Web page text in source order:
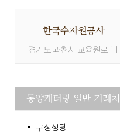
한국수자원공사
경기도 과천시 교육원로 11
동양캐터링 일반 거래처
구성성당